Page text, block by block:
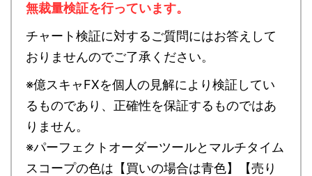
無裁量検証を行っています。
チャート検証に対するご質問にはお答えして
おりませんのでご了承ください。
※億スキャFXを個人の見解により検証してい
るものであり、正確性を保証するものではあ
りません。
※パーフェクトオーダーツールとマルチタイム
スコープの色は【買いの場合は青色】【売り